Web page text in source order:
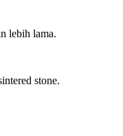
lebih lama.
stone.